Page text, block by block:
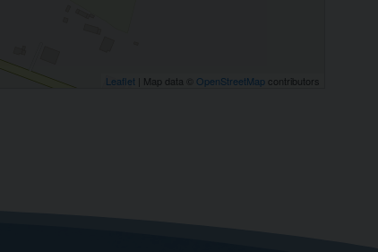
Leaflet | Map data © OpenStreetMap contributors